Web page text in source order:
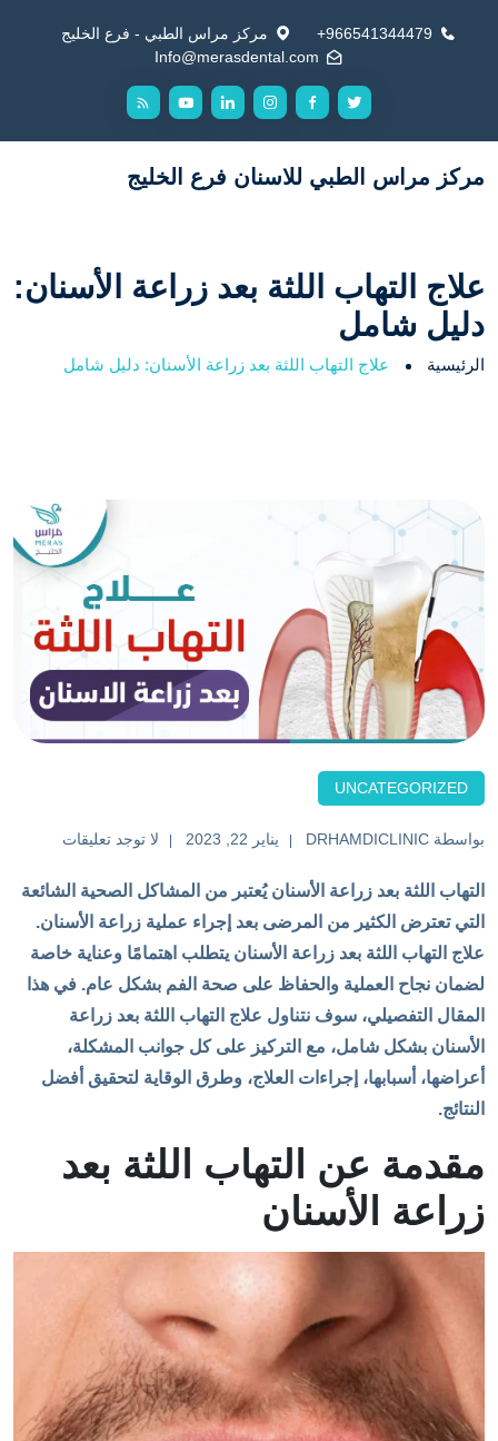
966541344479+
مركز مراس الطبي - فرع الخليج
Info@merasdental.com
مركز مراس الطبي للاسنان فرع الخليج
علاج التهاب اللثة بعد زراعة الأسنان:
دليل شامل
الرئيسية علاج التهاب اللثة بعد زراعة الأسنان: دليل شامل
UNCATEGORIZED
بواسطة DRHAMDICLINIC يناير 22, 2023 لا توجد تعليقات
التهاب اللثة بعد زراعة الأسنان يُعتبر من المشاكل الصحية الشائعة
التي تعترض الكثير من المرضى بعد إجراء عملية زراعة الأسنان.
علاج التهاب اللثة بعد زراعة الأسنان يتطلب اهتمامًا وعناية خاصة
لضمان نجاح العملية والحفاظ على صحة الفم بشكل عام. في هذا
المقال التفصيلي، سوف نتناول علاج التهاب اللثة بعد زراعة
الأسنان بشكل شامل، مع التركيز على كل جوانب المشكلة،
أعراضها، أسبابها، إجراءات العلاج، وطرق الوقاية لتحقيق أفضل
النتائج.
مقدمة عن التهاب اللثة بعد
زراعة الأسنان